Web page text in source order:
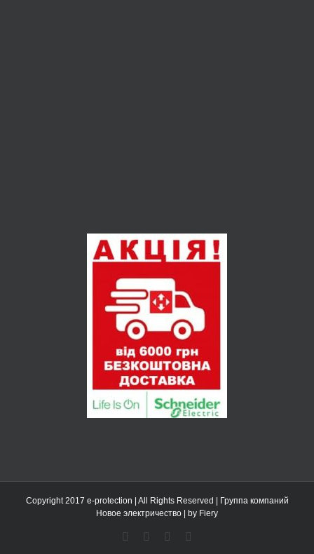
Copyright 2017 e-protection | All Rights Reserved | Группа компаний
Новое электричество | by Fiery
Facebook Telegram